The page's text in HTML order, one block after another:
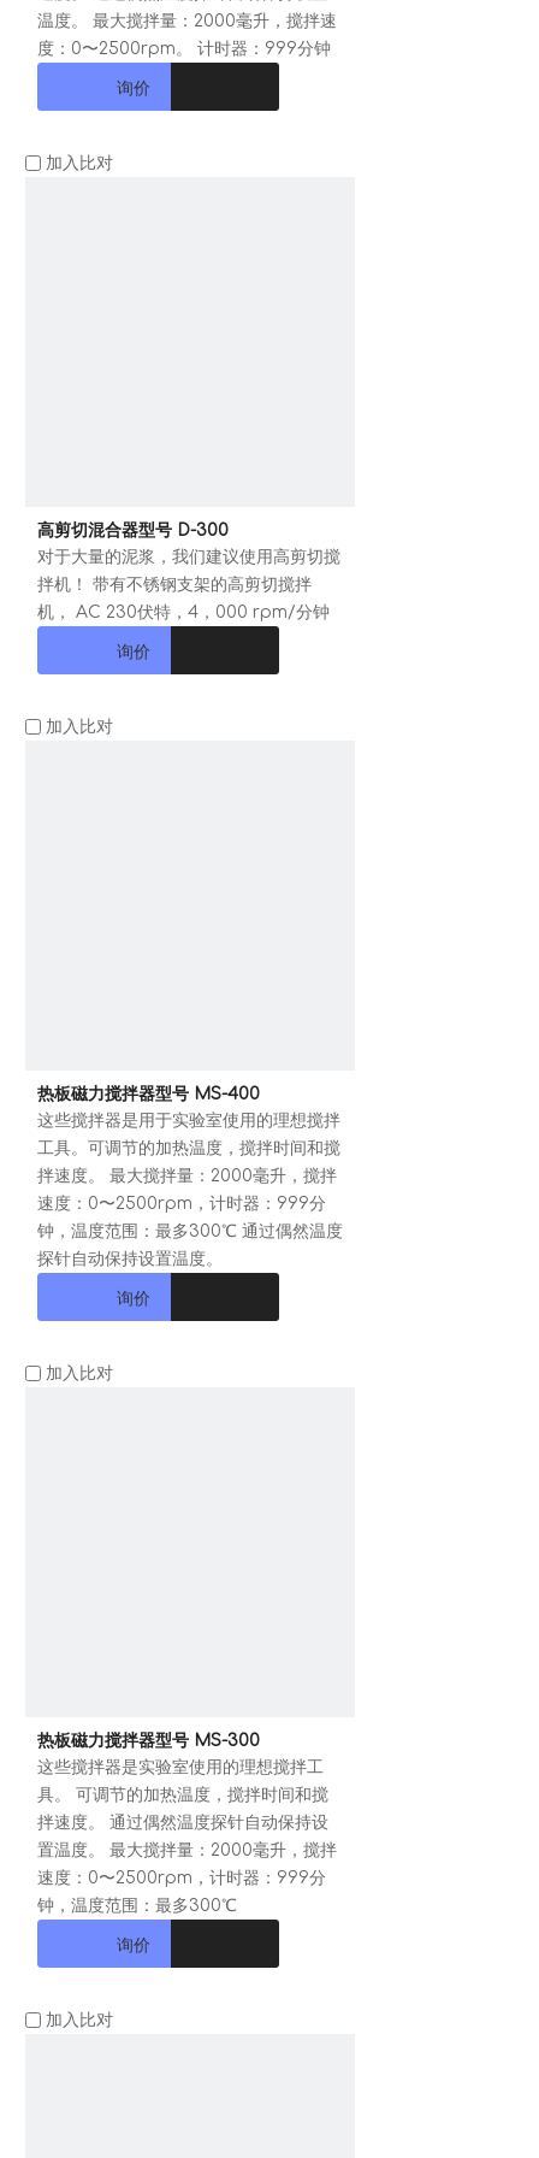
温度。 最大搅拌量：2000毫升，搅拌速
度：0〜2500rpm。 计时器：999分钟
询价
加入比对
高剪切混合器型号 D-300
对于大量的泥浆，我们建议使用高剪切搅
拌机！ 带有不锈钢支架的高剪切搅拌
机， AC 230伏特，4，000 rpm/分钟
询价
加入比对
热板磁力搅拌器型号 MS-400
这些搅拌器是用于实验室使用的理想搅拌
工具。可调节的加热温度，搅拌时间和搅
拌速度。 最大搅拌量：2000毫升，搅拌
速度：0〜2500rpm，计时器：999分
钟，温度范围：最多300℃ 通过偶然温度
探针自动保持设置温度。
询价
加入比对
热板磁力搅拌器型号 MS-300
这些搅拌器是实验室使用的理想搅拌工
具。 可调节的加热温度，搅拌时间和搅
拌速度。 通过偶然温度探针自动保持设
置温度。 最大搅拌量：2000毫升，搅拌
速度：0〜2500rpm，计时器：999分
钟，温度范围：最多300℃
询价
加入比对